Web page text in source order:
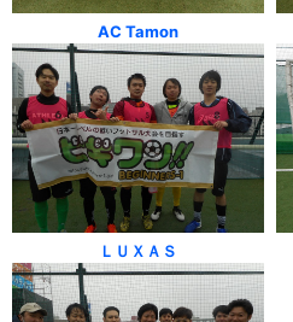
AC Tamon
ＬＵＸＡＳ